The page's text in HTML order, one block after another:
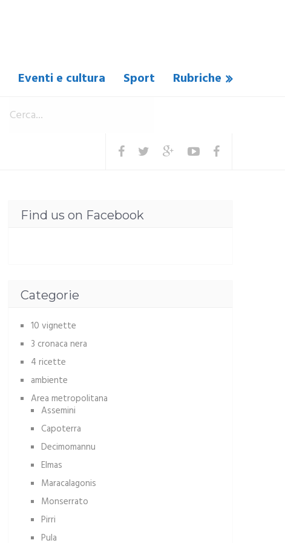
Eventi e cultura Sport Rubriche
Find us on Facebook
Categorie
10 vignette
3 cronaca nera
4 ricette
ambiente
Area metropolitana
Assemini
Capoterra
Decimomannu
Elmas
Maracalagonis
Monserrato
Pirri
Pula